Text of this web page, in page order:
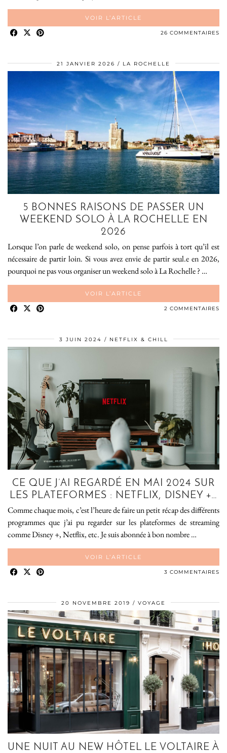
VOIR L’ARTICLE
26 COMMENTAIRES
21 JANVIER 2026 LA ROCHELLE
5 BONNES RAISONS DE PASSER UN
WEEKEND SOLO À LA ROCHELLE EN
2026
Lorsque l’on parle de weekend solo, on pense parfois à tort qu’il est
nécessaire de partir loin. Si vous avez envie de partir seul.e en 2026,
pourquoi ne pas vous organiser un weekend solo à La Rochelle ? …
VOIR L’ARTICLE
2 COMMENTAIRES
3 JUIN 2024 NETFLIX & CHILL
CE QUE J’AI REGARDÉ EN MAI 2024 SUR
LES PLATEFORMES : NETFLIX, DISNEY +…
Comme chaque mois, c’est l’heure de faire un petit récap des différents
programmes que j’ai pu regarder sur les plateformes de streaming
comme Disney +, Netflix, etc. Je suis abonnée à bon nombre …
VOIR L’ARTICLE
3 COMMENTAIRES
20 NOVEMBRE 2019 VOYAGE
UNE NUIT AU NEW HÔTEL LE VOLTAIRE À